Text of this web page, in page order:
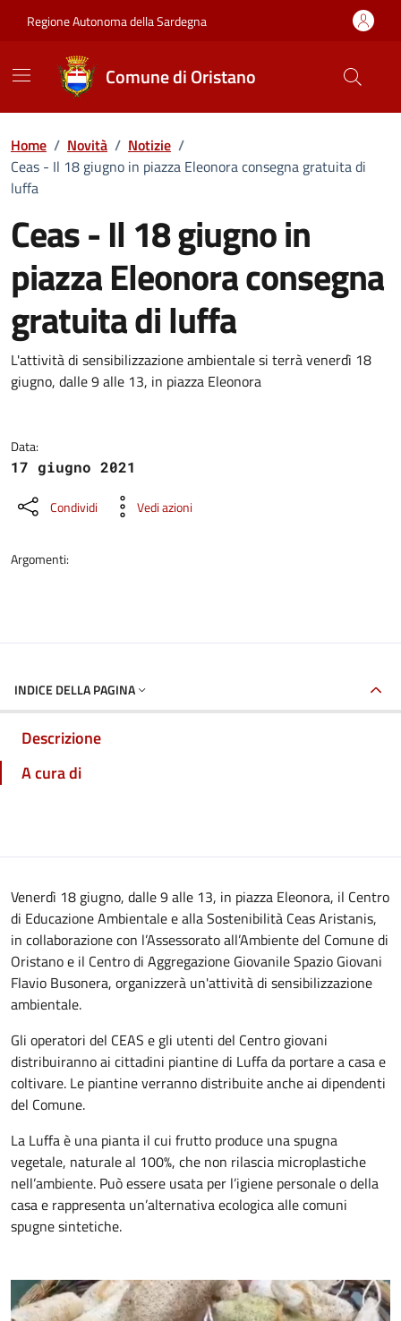
Regione Autonoma della Sardegna
Comune di Oristano
Home / Novità / Notizie /
Ceas - Il 18 giugno in piazza Eleonora consegna gratuita di
luffa
Ceas - Il 18 giugno in
piazza Eleonora consegna
gratuita di luffa
Dettagli della notizia
L'attività di sensibilizzazione ambientale si terrà venerdì 18
giugno, dalle 9 alle 13, in piazza Eleonora
Data:
17 giugno 2021
Condividi Vedi azioni
Argomenti:
INDICE DELLA PAGINA
Descrizione
A cura di
Venerdì 18 giugno, dalle 9 alle 13, in piazza Eleonora, il Centro
di Educazione Ambientale e alla Sostenibilità Ceas Aristanis,
in collaborazione con l’Assessorato all’Ambiente del Comune di
Oristano e il Centro di Aggregazione Giovanile Spazio Giovani
Flavio Busonera, organizzerà un'attività di sensibilizzazione
ambientale.
Gli operatori del CEAS e gli utenti del Centro giovani
distribuiranno ai cittadini piantine di Luffa da portare a casa e
coltivare. Le piantine verranno distribuite anche ai dipendenti
del Comune.
La Luffa è una pianta il cui frutto produce una spugna
vegetale, naturale al 100%, che non rilascia microplastiche
nell’ambiente. Può essere usata per l’igiene personale o della
casa e rappresenta un’alternativa ecologica alle comuni
spugne sintetiche.